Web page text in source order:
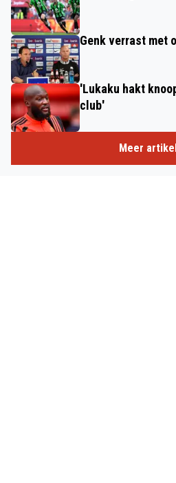
Genk verrast met
'Lukaku hakt
club'
Meer